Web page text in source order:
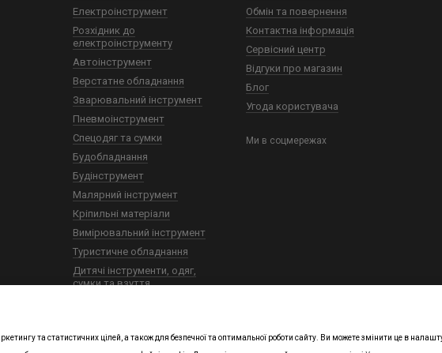
Електроінструмент
Розхідник до
електроінструменту
Автоінструмент
Верстатне обладнання
Зварювальний інструмент
Пневмоінструмент
Спецодяг та сумки
Будобладнання
Будінструмент
Малярний інструмент
Кріпильні матеріали
Вимірювальний інструмент
Туристичне обладнання
Дитячі інструменти, одяг,
сумки та взуття
Обмін та повернення
Контактна інформація
Сервісний центр
Відгуки про магазин
Блог
Угода користувача
Ми в соцмережах
та статистичних цілей, а також для безпечної та оптимальної роботи сайту. Ви можете змінити це в